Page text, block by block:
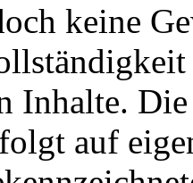
keine
Inhalte.
auf